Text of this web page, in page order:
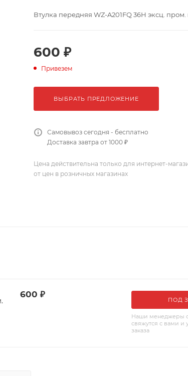
Втулка передняя WZ-A201FQ 36Н эксц.
600 ₽
Привезем
ВЫБРАТЬ ПРЕДЛОЖЕНИЕ
Самовывоз сегодня - бесплатно
Доставка завтра от 1000 ₽
Цена действительна только для интернет-
от цен в розничных магазинах
600 ₽
ПОД
Наши менеджеры
свяжутся с вами и
заказа